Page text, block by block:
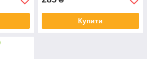
Купити